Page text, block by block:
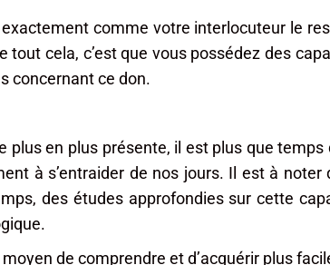
comme votre interlocuteur le
cela, c’est que vous possédez des
concernant ce don.
en plus présente, il est plus que
à s’entraider de nos jours. Il est à
des études approfondies sur cette
de comprendre et d’acquérir plus